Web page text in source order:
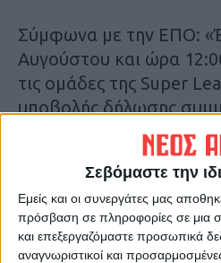
Σεβόμαστε την
Εμείς και οι συνεργάτες μας
πρόσβαση σε πληροφορίες σε μια
και επεξεργαζόμαστε προσωπικά
αναγνωριστικοί και
Σύμφωνα με την ΕΠΟ:
Αυγούστου και ώρα
τις ομάδες της Super
υποβολής δήλωσης
Κύπελλο Ελλάδας.
Η αρχική προθεσμία
Παρασκευή 4
Θυμίζουμε ότι από την